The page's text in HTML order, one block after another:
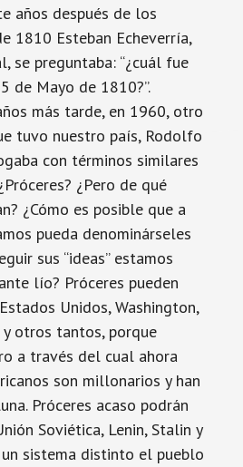
años después de los
1810 Esteban Echeverría,
se preguntaba: “¿cuál fue
de Mayo de 1810?”.
más tarde, en 1960, otro
tuvo nuestro país, Rodolfo
con términos similares
¿Pero de qué
¿Cómo es posible que a
pueda denominárseles
sus “ideas” estamos
lío? Próceres pueden
Unidos, Washington,
otros tantos, porque
a través del cual ahora
son millonarios y han
Próceres acaso podrán
Soviética, Lenin, Stalin y
sistema distinto el pueblo